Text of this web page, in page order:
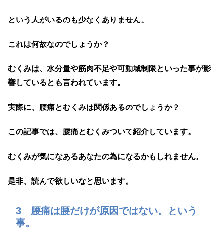
という人がいるのも少なくありません。
これは何故なのでしょうか？
むくみは、水分量や筋肉不足や可動域制限といった事が影
響しているとも言われています。
実際に、腰痛とむくみは関係あるのでしょうか？
この記事では、腰痛とむくみついて紹介しています。
むくみが気になあるあなたの為になるかもしれません。
是非、読んで欲しいなと思います。
3 腰痛は腰だけが原因ではない。という
事。